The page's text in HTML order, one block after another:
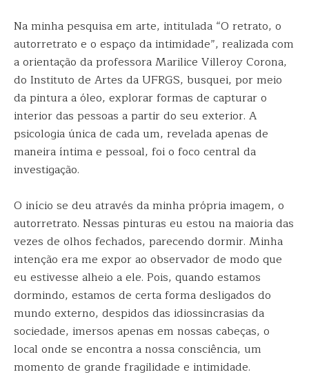
Na minha pesquisa em arte, intitulada “O retrato, o
autorretrato e o espaço da intimidade”, realizada com
a orientação da professora Marilice Villeroy Corona,
do Instituto de Artes da UFRGS, busquei, por meio
da pintura a óleo, explorar formas de capturar o
interior das pessoas a partir do seu exterior. A
psicologia única de cada um, revelada apenas de
maneira íntima e pessoal, foi o foco central da
investigação.
O início se deu através da minha própria imagem, o
autorretrato. Nessas pinturas eu estou na maioria das
vezes de olhos fechados, parecendo dormir. Minha
intenção era me expor ao observador de modo que
eu estivesse alheio a ele. Pois, quando estamos
dormindo, estamos de certa forma desligados do
mundo externo, despidos das idiossincrasias da
sociedade, imersos apenas em nossas cabeças, o
local onde se encontra a nossa consciência, um
momento de grande fragilidade e intimidade.